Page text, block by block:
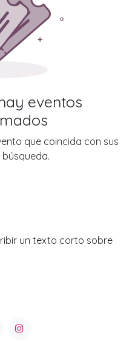
eventos
que coincida con sus
un texto corto sobre